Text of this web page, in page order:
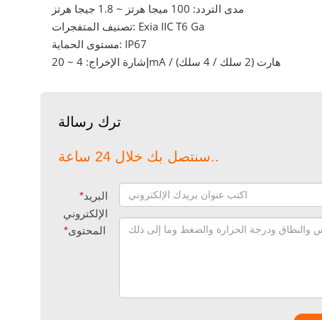
مدى التردد: 100 ميجا هرتز ~ 1.8 جيجا هرتز
تصنيف المتفجرات: Exia IIC T6 Ga
مستوى الحماية: IP67
إشارة الإخراج: 4 ~ 20mA / هارت (2 سلك / 4 سلك)
ترك رسالة
سنتصل بك خلال 24 ساعة..
*البريد
الإلكتروني
*المحتوى